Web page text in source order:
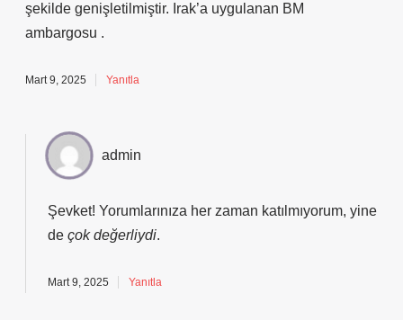
şekilde genişletilmiştir. Irak’a uygulanan BM
ambargosu .
Mart 9, 2025 Yanıtla
admin
Şevket! Yorumlarınıza her zaman katılmıyorum, yine
de çok değerliydi.
Mart 9, 2025 Yanıtla